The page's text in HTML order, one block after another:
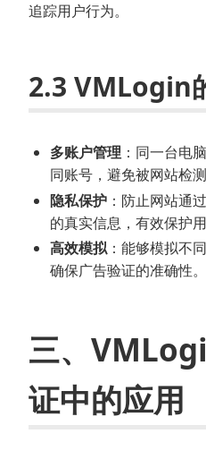
追踪用户行为。
2.3 VMLogin
多账户管理：同一台电
同账号，避免被网站检
隐私保护 ：防止网站通
的真实信息，有效保护用
高效模拟：能够模拟不
确保广告验证的准确性。
三、
证中的应用